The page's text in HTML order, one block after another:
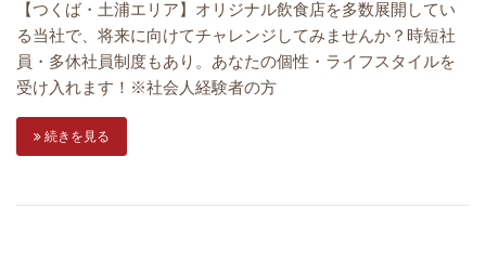
【つくば・土浦エリア】オリジナル飲食店を多数展開してい
る当社で、将来に向けてチャレンジしてみませんか？時短社
員・多休社員制度もあり。あなたの個性・ライフスタイルを
受け入れます！※社会人経験者の方
続きを見る